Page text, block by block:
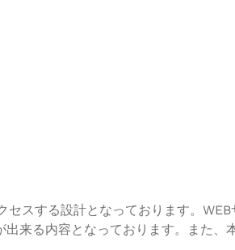
スする設計となっております。
来る内容となっております。また、